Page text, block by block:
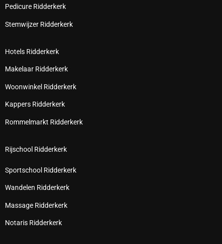
Pedicure Ridderkerk
Stemwijzer Ridderkerk
Hotels Ridderkerk
Makelaar Ridderkerk
Woonwinkel Ridderkerk
Kappers Ridderkerk
Rommelmarkt Ridderkerk
Rijschool Ridderkerk
Sportschool Ridderkerk
Wandelen Ridderkerk
Massage Ridderkerk
Notaris Ridderkerk